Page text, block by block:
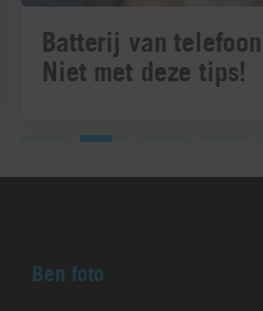
Batterij van
Niet met deze tips!
Ben foto